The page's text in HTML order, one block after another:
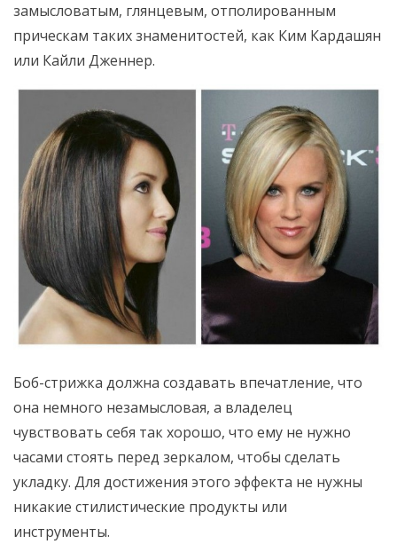
замысловатым, глянцевым, отполированным
прическам таких знаменитостей, как Ким Кардашян
или Кайли Дженнер.
Боб-стрижка должна создавать впечатление, что
она немного незамысловая, а владелец
чувствовать себя так хорошо, что ему не нужно
часами стоять перед зеркалом, чтобы сделать
укладку. Для достижения этого эффекта не нужны
никакие стилистические продукты или
инструменты.